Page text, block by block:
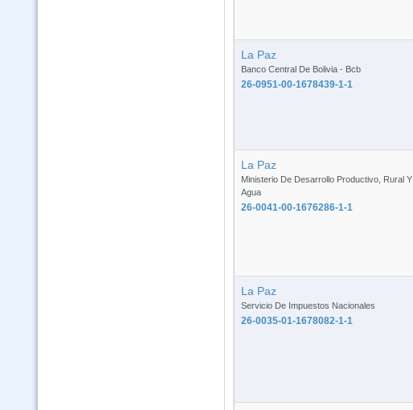
La Paz
Banco Central De Bolivia - Bcb
26-0951-00-1678439-1-1
La Paz
Ministerio De Desarrollo Productivo, Rural Y
Agua
26-0041-00-1676286-1-1
La Paz
Servicio De Impuestos Nacionales
26-0035-01-1678082-1-1